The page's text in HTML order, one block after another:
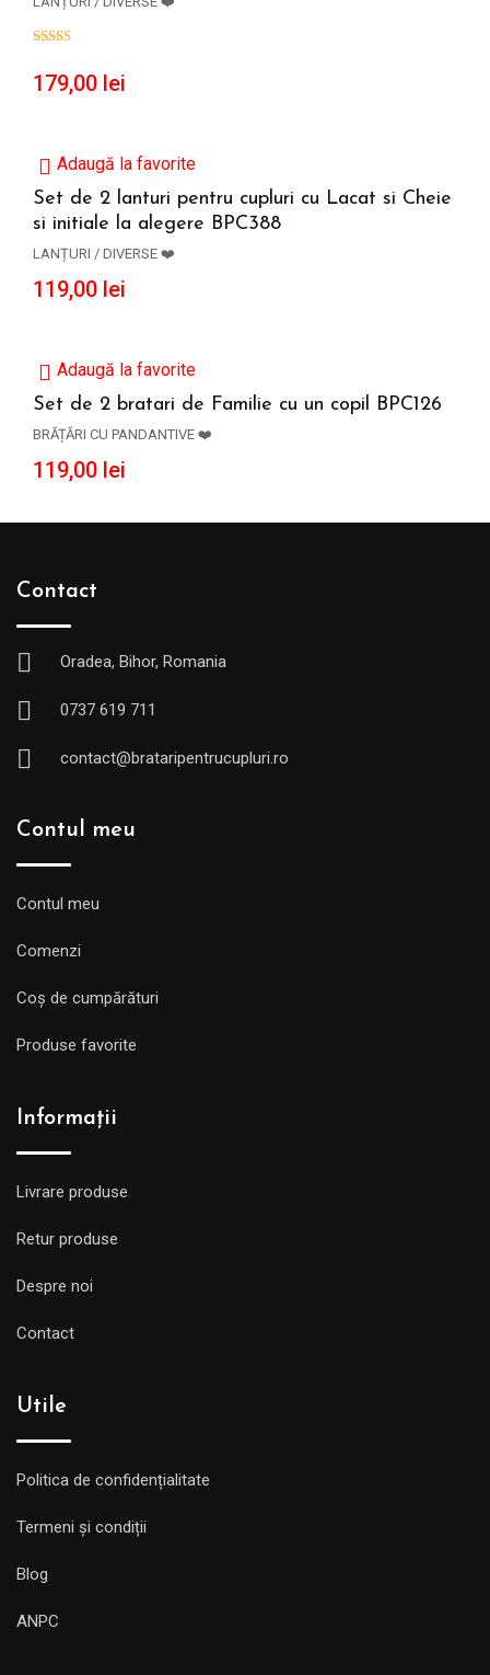
179,00 lei
Adaugă la favorite
Set de 2 lanturi pentru cupluri cu Lacat si Cheie
si initiale la alegere BPC388
LANȚURI / DIVERSE ❤️
119,00 lei
Adaugă la favorite
Set de 2 bratari de Familie cu un copil BPC126
BRĂȚĂRI CU PANDANTIVE ❤️
119,00 lei
Contact
Oradea, Bihor, Romania
0737 619 711
contact@brataripentrucupluri.ro
Contul meu
Contul meu
Comenzi
Coș de cumpărături
Produse favorite
Informații
Livrare produse
Retur produse
Despre noi
Contact
Utile
Politica de confidențialitate
Termeni și condiții
Blog
ANPC